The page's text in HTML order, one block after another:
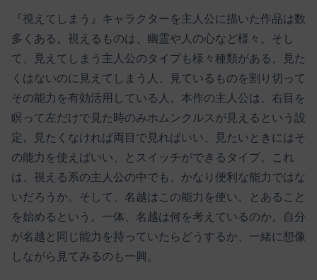
『視えてしまう』キャラクターを主人公に描いた作品は数
多くある。視えるものは、幽霊や人の心など様々。そし
て、見えてしまう主人公のタイプも様々種類がある。見た
くはないのに見えてしまう人、見ているものを割り切って
その能力を有効活用している人。本作の主人公は、右目を
瞑って左だけで見た時のみホムンクルスが見えるという設
定。見たくなければ両目で見ればいい、見たいときにはそ
の能力を使えばいい、とスイッチができるタイプ。これ
は、視える系の主人公の中でも、かなり便利な能力ではな
いだろうか。そして、名越はこの能力を使い、とあること
を始めるという。一体、名越は何を考えているのか。自分
が名越と同じ能力を持っていたらどうするか、一緒に想像
しながら見てみるのも一興。